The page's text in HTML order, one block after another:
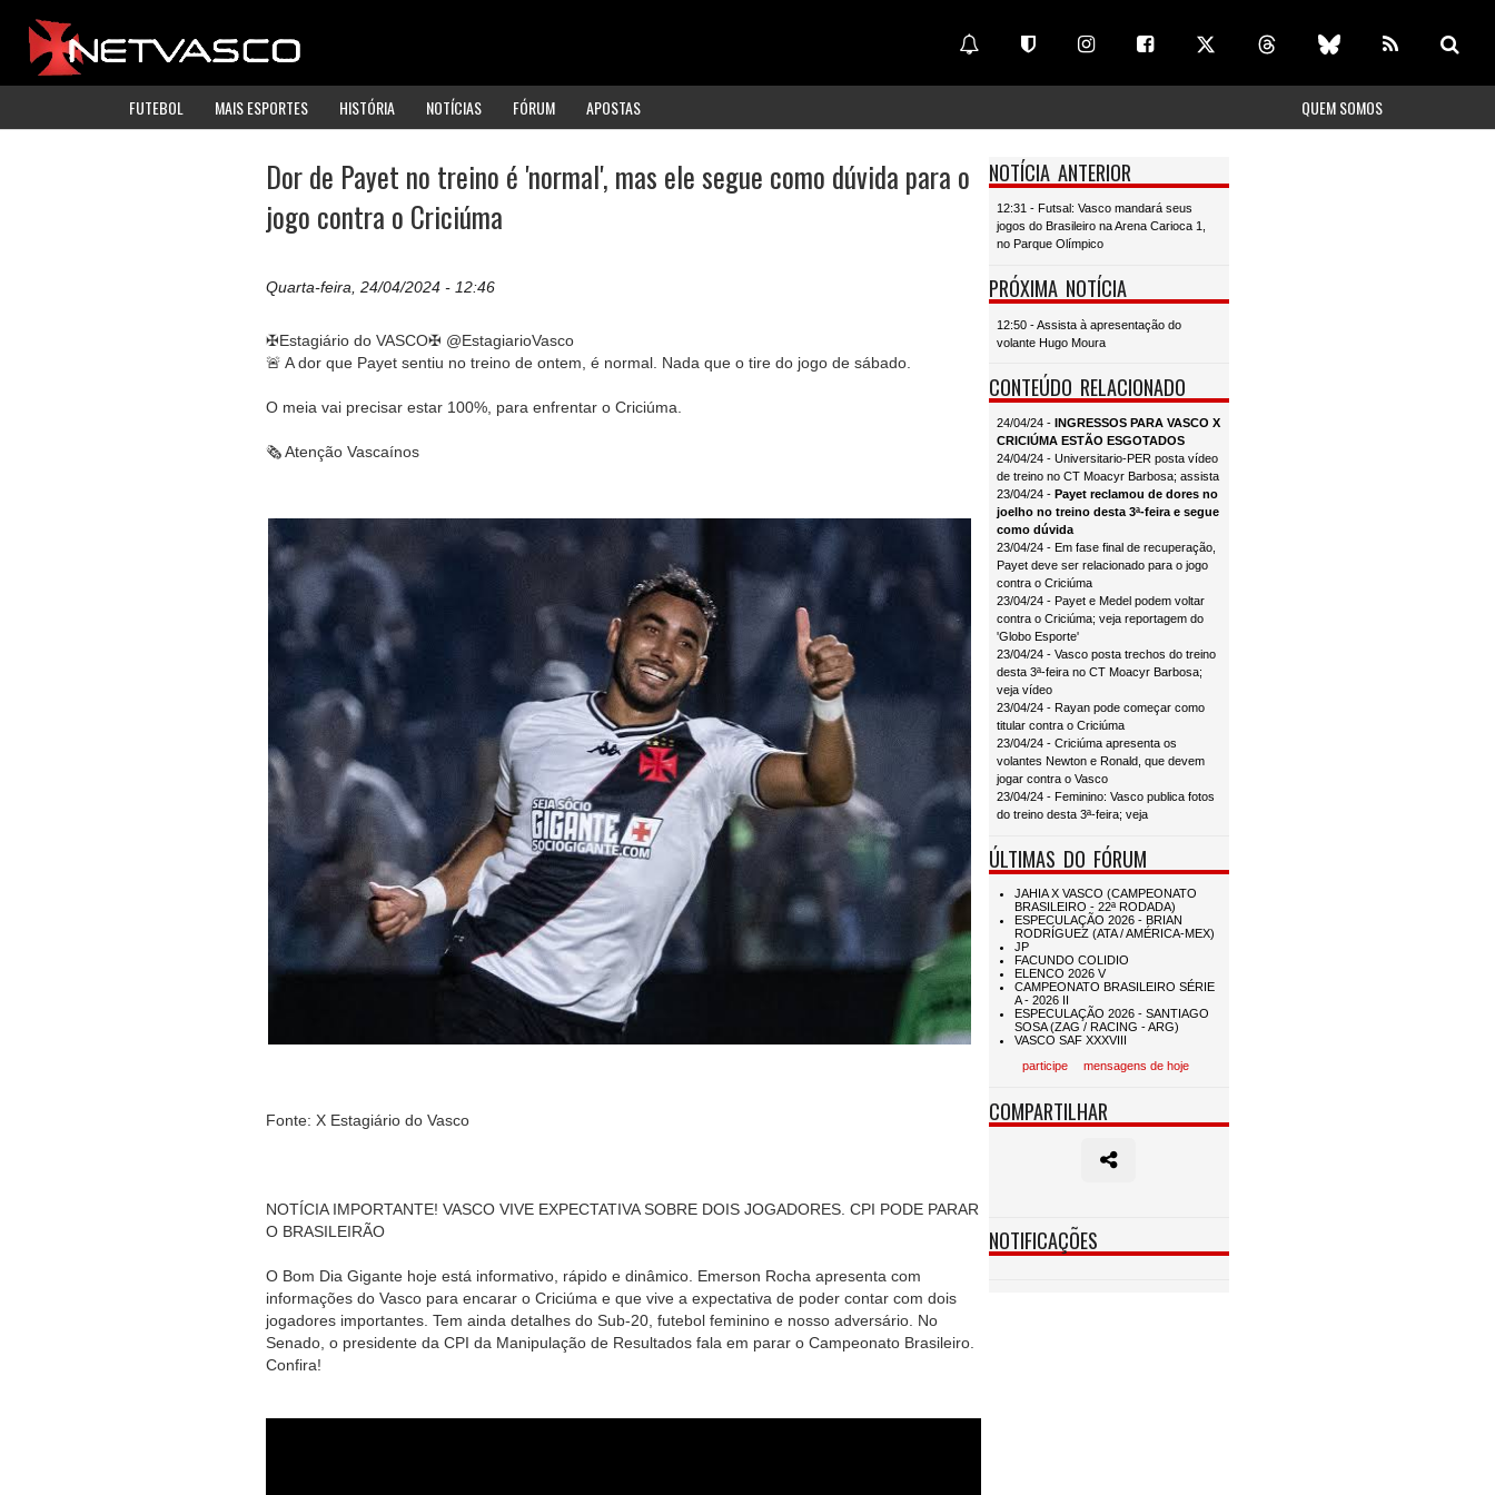
FUTEBOL MAIS ESPORTES HISTÓRIA NOTÍCIAS FÓRUM APOSTAS QUEM SOMOS
Dor de Payet no treino é 'normal', mas ele segue como dúvida para o
jogo contra o Criciúma
Quarta-feira, 24/04/2024 - 12:46
✠Estagiário do VASCO✠ @EstagiarioVasco
🚨 A dor que Payet sentiu no treino de ontem, é normal. Nada que o tire do jogo de sábado.
O meia vai precisar estar 100%, para enfrentar o Criciúma.
🗞 Atenção Vascaínos
Fonte: X Estagiário do Vasco
NOTÍCIA IMPORTANTE! VASCO VIVE EXPECTATIVA SOBRE DOIS JOGADORES. CPI PODE PARAR
O BRASILEIRÃO
O Bom Dia Gigante hoje está informativo, rápido e dinâmico. Emerson Rocha apresenta com
informações do Vasco para encarar o Criciúma e que vive a expectativa de poder contar com dois
jogadores importantes. Tem ainda detalhes do Sub-20, futebol feminino e nosso adversário. No
Senado, o presidente da CPI da Manipulação de Resultados fala em parar o Campeonato Brasileiro.
Confira!
NOTÍCIA ANTERIOR
12:31 - Futsal: Vasco mandará seus
jogos do Brasileiro na Arena Carioca 1,
no Parque Olímpico
PRÓXIMA NOTÍCIA
12:50 - Assista à apresentação do
volante Hugo Moura
CONTEÚDO RELACIONADO
24/04/24 -
INGRESSOS PARA VASCO X
CRICIÚMA ESTÃO ESGOTADOS
24/04/24 - Universitario-PER posta vídeo
de treino no CT Moacyr Barbosa; assista
23/04/24 - Payet reclamou de dores no
joelho no treino desta 3ª-feira e segue
como dúvida
23/04/24 - Em fase final de recuperação,
Payet deve ser relacionado para o jogo
contra o Criciúma
23/04/24 - Payet e Medel podem voltar
contra o Criciúma; veja reportagem do
'Globo Esporte'
23/04/24 - Vasco posta trechos do treino
desta 3ª-feira no CT Moacyr Barbosa;
veja vídeo
23/04/24 - Rayan pode começar como
titular contra o Criciúma
23/04/24 - Criciúma apresenta os
volantes Newton e Ronald, que devem
jogar contra o Vasco
23/04/24 - Feminino: Vasco publica fotos
do treino desta 3ª-feira; veja
ÚLTIMAS DO FÓRUM
participe mensagens de hoje
COMPARTILHAR
NOTIFICAÇÕES